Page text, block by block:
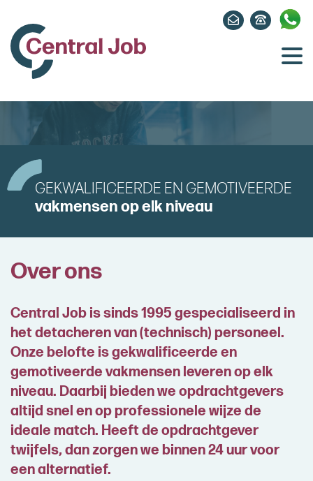
GEKWALIFICEERDE EN GEMOTIVEERDE
vakmensen op elk niveau
Over ons
Central Job is sinds 1995 gespecialiseerd in
het detacheren van (technisch) personeel.
Onze belofte is gekwalificeerde en
gemotiveerde vakmensen leveren op elk
niveau. Daarbij bieden we opdrachtgevers
altijd snel en op professionele wijze de
ideale match. Heeft de opdrachtgever
twijfels, dan zorgen we binnen 24 uur voor
een alternatief.